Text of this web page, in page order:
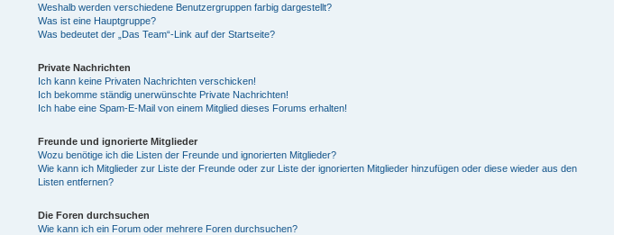
Weshalb werden verschiedene Benutzergruppen farbig dargestellt?
Was ist eine Hauptgruppe?
Was bedeutet der „Das Team“-Link auf der Startseite?
Private Nachrichten
Ich kann keine Privaten Nachrichten verschicken!
Ich bekomme ständig unerwünschte Private Nachrichten!
Ich habe eine Spam-E-Mail von einem Mitglied dieses Forums erhalten!
Freunde und ignorierte Mitglieder
Wozu benötige ich die Listen der Freunde und ignorierten Mitglieder?
Wie kann ich Mitglieder zur Liste der Freunde oder zur Liste der ignorierten Mitglieder hinzufügen oder diese wieder aus den
Listen entfernen?
Die Foren durchsuchen
Wie kann ich ein Forum oder mehrere Foren durchsuchen?